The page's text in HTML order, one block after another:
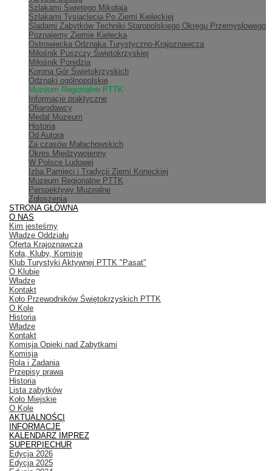
Szlakami Świętego Mikołaja
Szlakami Tysiąclecia Po Ziemi Kieleckiej
Śladami Zabytków Techniki Staropolskiego Okręgu Przemysłowego
Poznajemy Ziemię Kielecką
Ostrowiecka Odznaka Turystyczno-Krajoznawcza
Miłośnik Puszczy Świętokrzyskiej
Miłośnik Ponidzia
Korona Gór Świętokrzyskich
Odznaki ogólnopolskie
Muzeum Regionalne PTTK
Informacje praktyczne
Ofiarodawcy
Medal Muzeum
Historia
Od Autora
Za czasów Małachowskich
Okres Międzywojenny
W Polsce Ludowej
Izba Pamięci i Tradycji Ziemi Koneckiej
Muzeum Regionalne PTTK
Perspektywy Muzealne
Zgłoszenia
STRONA GŁÓWNA
O NAS
Kim jesteśmy
Władze Oddziału
Oferta Krajoznawcza
Koła, Kluby, Komisje
Klub Turystyki Aktywnej PTTK "Pasat"
O Klubie
Władze
Kontakt
Koło Przewodników Świętokrzyskich PTTK
O Kole
Historia
Władze
Kontakt
Komisja Opieki nad Zabytkami
Komisja
Rola i Zadania
Przepisy prawa
Historia
Lista zabytków
Koło Miejskie
O Kole
AKTUALNOŚCI
INFORMACJE
KALENDARZ IMPREZ
SUPERPIECHUR
Edycja 2026
Edycja 2025